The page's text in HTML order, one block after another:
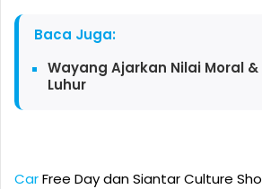
Baca Juga:
Wayang Ajarkan Nilai Moral
Luhur
CarFree Day dan Siantar Culture